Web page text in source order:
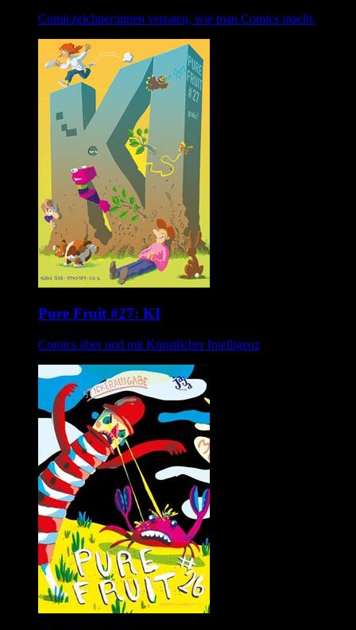
Comiczeichner:innen verraten, wie man Comics macht.
Pure Fruit #27: KI
Comics über und mit Künstlicher Intelligenz